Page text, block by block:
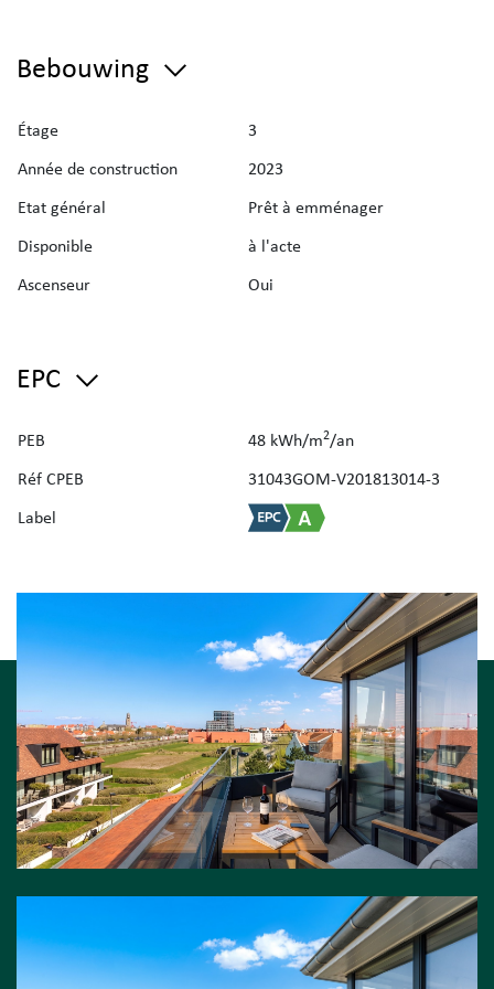
quartier urbain de Knokke-Heist. Vous y vivez dans un
la digue, de la plage et du centre commercial animé, tous
imaginables sont directement disponibles dans le quartier.
62 50 55.
Bebouwing
Étage
3
Année de construction
2023
Etat général
Prêt à emménager
Disponible
à l'acte
Ascenseur
Oui
EPC
PEB 48 kWh/m2/an
Réf CPEB
31043GOM-V201813014-3
Label